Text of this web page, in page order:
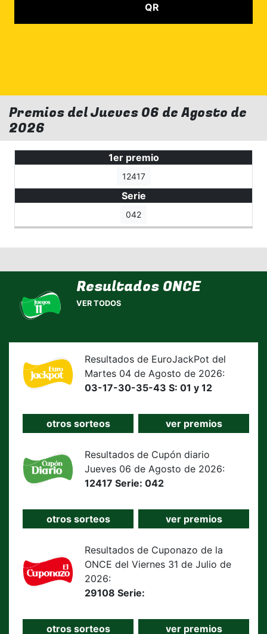
QR
Premios del Jueves 06 de Agosto de
2026
1er premio
12417
Serie
042
Resultados ONCE
VER TODOS
Resultados de EuroJackPot del
Martes 04 de Agosto de 2026:
03-17-30-35-43 S: 01 y 12
otros sorteos ver premios
Resultados de Cupón diario
Jueves 06 de Agosto de 2026:
12417 Serie: 042
otros sorteos ver premios
Resultados de Cuponazo de la
ONCE del Viernes 31 de Julio de
2026:
29108 Serie:
otros sorteos ver premios